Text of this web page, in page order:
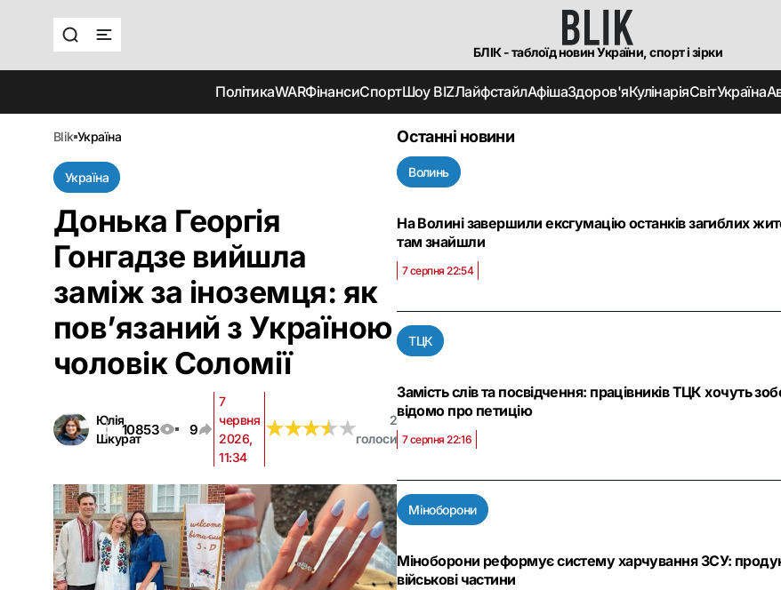
БЛІК - таблоїд новин України, спорт і зірки
ПолітикаWARФінансиСпортШоу BIZЛайфстайлАфішаЗдоров'яКулінаріяСвітУкраїна
blik україна
Україна
Донька Георгія
Гонгадзе вийшла
заміж за іноземця: як
пов’язаний з Україною
чоловік Соломії
Юлія
Шкурат
10853 9
7
червня
2026,
11:34
★★★★★
★★★★★
2
голоси
Останні новини
Волинь
На Волині завершили ексгумацію останків загиблих
там знайшли
7 серпня 22:54
ТЦК
Замість слів та посвідчення: працівників ТЦК хочуть
відомо про петицію
7 серпня 22:16
Міноборони
Міноборони реформує систему харчування ЗСУ:
військові частини